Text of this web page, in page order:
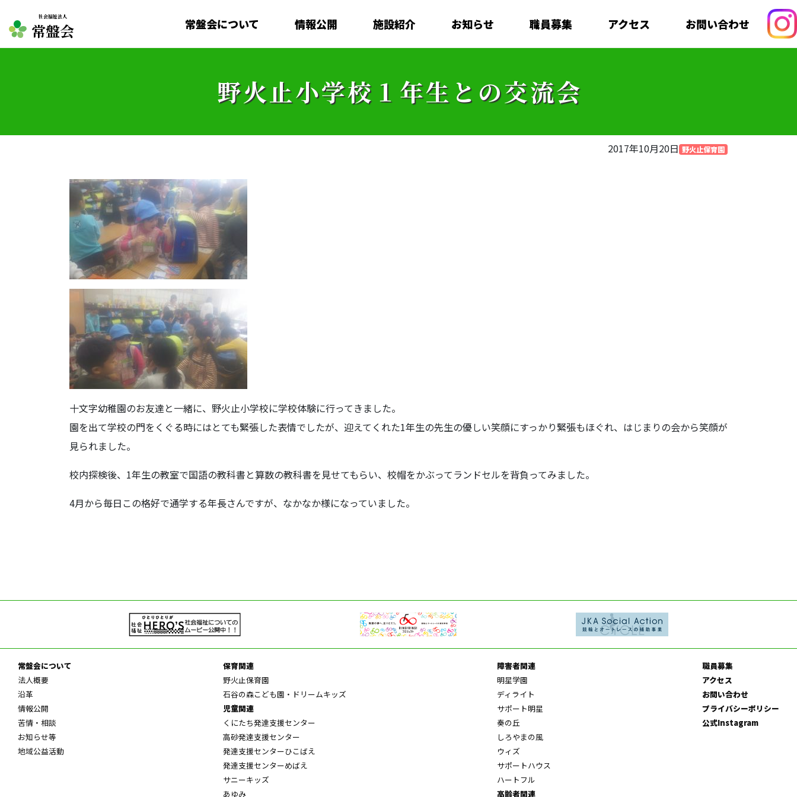
社会福祉法人
常盤会 常盤会について 情報公開 施設紹介 お知らせ 職員募集 アクセス お問い合わせ
野火止小学校１年生との交流会
2017年10月20日 野火止保育園
十文字幼稚園のお友達と一緒に、野火止小学校に学校体験に行ってきました。
園を出て学校の門をくぐる時にはとても緊張した表情でしたが、迎えてくれた1年生の先生の優しい笑顔にすっかり緊張もほぐれ、はじまりの会から笑顔が
見られました。
校内探検後、1年生の教室で国語の教科書と算数の教科書を見せてもらい、校帽をかぶってランドセルを背負ってみました。
4月から毎日この格好で通学する年長さんですが、なかなか様になっていました。
常盤会について
法人概要
沿革
情報公開
苦情・相談
お知らせ等
地域公益活動
保育関連
野火止保育園
石谷の森こども園・ドリームキッズ
児童関連
くにたち発達支援センター
高砂発達支援センター
発達支援センターひこばえ
発達支援センターめばえ
サニーキッズ
あゆみ
障害者関連
明星学園
ディライト
サポート明星
奏の丘
しろやまの風
ウィズ
サポートハウス
ハートフル
高齢者関連
職員募集
アクセス
お問い合わせ
プライバシーポリシー
公式Instagram